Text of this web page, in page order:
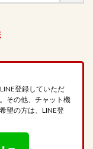
登録していただ
その他、チャット機
望の方は、LINE登